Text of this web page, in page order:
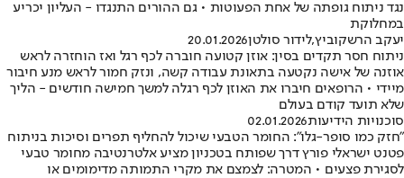
נגד ניתוח גופתה של אחת הפעוטות • גם ההורים התנגדו - העליון יכריע
במחלוקת
יעקב הרשקוביץ,לידור סולטן20.01.2026
ניתוח חסר תקדים בסין: אוזן קטועה חוברה לכף רגל ואז הוחזרה לראש
אוזנה של אישה נקטעה בתאונת עבודה קשה, ונזק חמור לראש מנע חיבור
מיידי • הרופאים חיברו את האוזן לכף רגלה למשך חמישה חודשים - הליך
שלא תועד קודם בעולם
סוכנויות הידיעות02.01.2026
"חזק כמו סופר-גלו": החומר הטבעי שיכול להחליף תפרים וסיכות בניתוח
פטנט ישראלי פורץ דרך שפותח בטכניון מציע אלטרנטיבה מחומר טבעי
לסגירת פצעים • המטרה: לצמצם את מקרי התמותה מדימומים או